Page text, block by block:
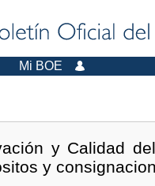
Mi BOE
y Calidad
y